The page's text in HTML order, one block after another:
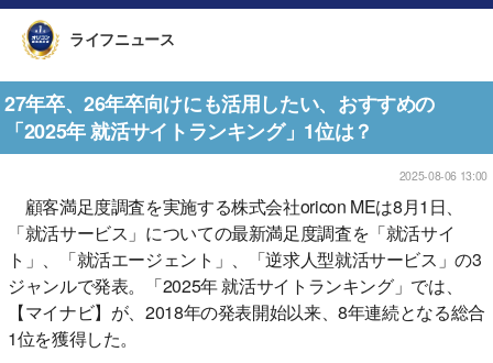
ライフニュース
27年卒、26年卒向けにも活用したい、おすすめの
「2025年 就活サイトランキング」1位は？
2025-08-06 13:00
顧客満足度調査を実施する株式会社oricon MEは8月1日、
「就活サービス」についての最新満足度調査を「就活サイ
ト」、「就活エージェント」、「逆求人型就活サービス」の3
ジャンルで発表。「2025年 就活サイトランキング」では、
【マイナビ】が、2018年の発表開始以来、8年連続となる総合
1位を獲得した。